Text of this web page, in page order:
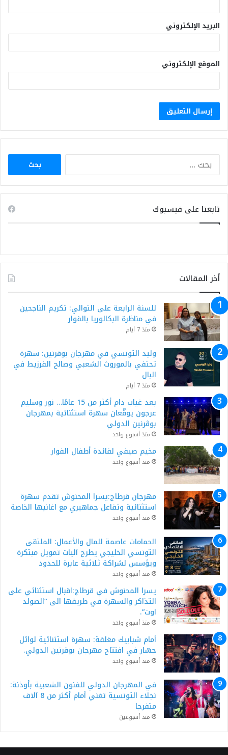
البريد الإلكتروني
الموقع الإلكتروني
البحث
تابعنا على فيسبوك
أخر المقالات
للسنة الرابعة على التوالي: تكريم الناجحين
في مناظرة البكالوريا بالفوار
منذ 7 أيام
وليد التونسي في مهرجان بوقرنين: سهرة
تحتفي بالموروث الشعبي وصالح الفرزيط في
البال
منذ 7 أيام
بعد غياب دام أكثر من 15 عامًا… نور وسليم
عرجون يوقّعان سهرة استثنائية بمهرجان
بوڨرنين الدولي
منذ أسبوع واحد
مخيم صيفي لفائدة أطفال الفوار
منذ أسبوع واحد
مهرجان قرطاج:يسرا المحنوش تقدم سهرة
استثنائية وتفاعل جماهيري مع اغانيها الخاصة
منذ أسبوع واحد
الحمامات عاصمة للمال والأعمال: الملتقى
التونسي الخليجي يطرح آليات تمويل مبتكرة
ويؤسس لشراكة ثلاثية عابرة للحدود
منذ أسبوع واحد
يسرا المحنوش في قرطاج:اقبال استثنائي على
التذاكر والسهرة في طريقها الى “الصولد
اوت”.
منذ أسبوع واحد
أمام شبابيك مغلقة: سهرة استثنائية لوائل
جسّار في افتتاح مهرجان بوقرنين الدولي.
منذ أسبوع واحد
في المهرجان الدولي للفنون الشعبية بأوذنة:
نجلاء التونسية تغني أمام أكثر من 8 آلاف
متفرجا
منذ أسبوعين